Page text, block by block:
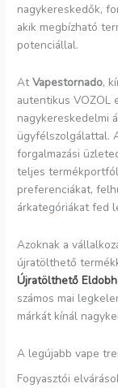
nagykereskedők,
akik megbízható
potenciállal.
AtVapestornado,
autentikus VOZOL
nagykereskedelmi
ügyfélszolgálattal.
forgalmazási
teljes
preferenciákat,
árkategóriákat fed
Azoknak a
újratölthető
Újratölthető
számos mai
márkát kínál
A legújabb vape
Fogyasztói